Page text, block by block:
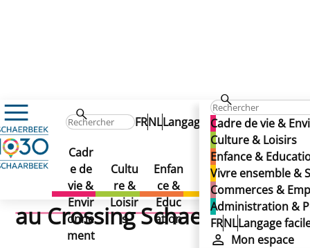
Cadre de vie &
Culture & Loisirs
Enfance &
Vivre ensemble &
Commerces &
Administration &
FRNLLangage
Mon espace
FRNLLangage facile
Mon
Cadr
e de
vie &
Envir
onne
ment
Cultu
re &
Loisir
s
Enfan
ce &
Educ
ation
Vivre
ense
mble
&
Solid
arité
Com
merc
es &
Empl
oi
&
que
Actualités
Retour sur le premier tournoi de foot féminin au
Retour sur le premier
tournoi de foot féminin
au Crossing Schaerbeek
Retour sur le premier
tournoi de foot féminin au
Crossing Schaerbeek